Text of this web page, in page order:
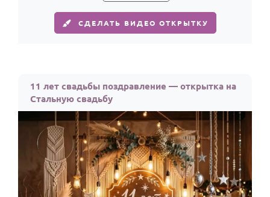
СДЕЛАТЬ ВИДЕО ОТКРЫТКУ
11 лет свадьбы поздравление — открытка на
Стальную свадьбу